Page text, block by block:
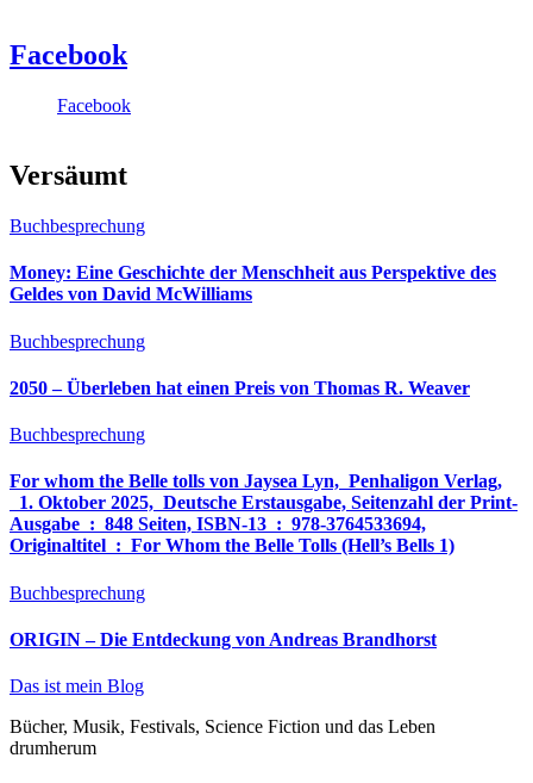
Facebook
Facebook
Versäumt
Buchbesprechung
Money: Eine Geschichte der Menschheit aus Perspektive des
Geldes von David McWilliams
Buchbesprechung
2050 – Überleben hat einen Preis von Thomas R. Weaver
Buchbesprechung
For whom the Belle tolls von Jaysea Lyn, ‎ Penhaligon Verlag,
‎ 1. Oktober 2025, ‎ Deutsche Erstausgabe, Seitenzahl der Print-
Ausgabe ‏ : ‎ 848 Seiten, ISBN-13 ‏ : ‎ 978-3764533694,
Originaltitel ‏ : ‎ For Whom the Belle Tolls (Hell’s Bells 1)
Buchbesprechung
ORIGIN – Die Entdeckung von Andreas Brandhorst
Das ist mein Blog
Bücher, Musik, Festivals, Science Fiction und das Leben
drumherum